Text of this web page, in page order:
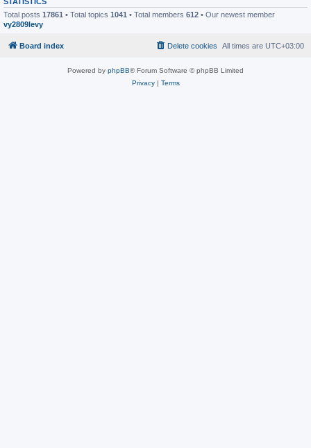
Total posts 17861 • Total topics 1041 • Total members 612 • Our newest member
vy2809levy
Board index All times are UTC+03:00
Delete cookies
Powered by phpBB® Forum Software © phpBB Limited
Privacy| Terms